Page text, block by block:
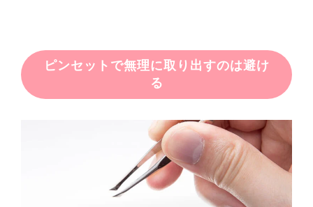
ピンセットで無理に取り出すのは避け
る